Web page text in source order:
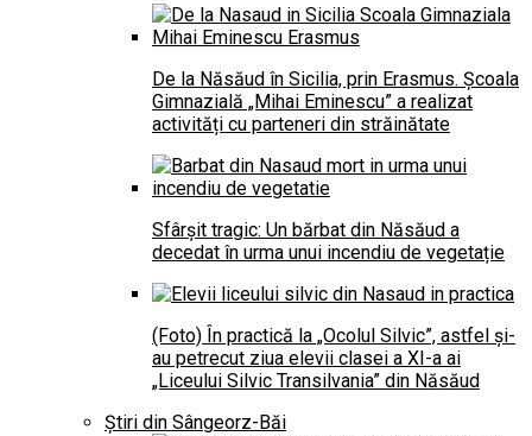
De la Năsăud în Sicilia, prin Erasmus. Școala
Gimnazială „Mihai Eminescu” a realizat
activități cu parteneri din străinătate
Sfârșit tragic: Un bărbat din Năsăud a
decedat în urma unui incendiu de vegetație
(Foto) În practică la „Ocolul Silvic”, astfel și-
au petrecut ziua elevii clasei a XI-a ai
„Liceului Silvic Transilvania” din Năsăud
Știri din Sângeorz-Băi